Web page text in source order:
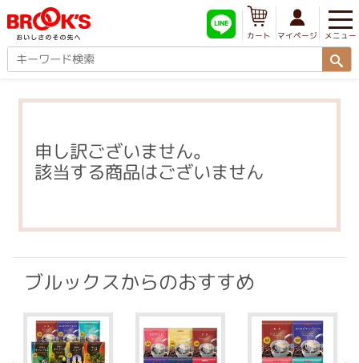
メニュー
マイページ
カート
申し訳ございません。
該当する商品はございません
ブルックスからのおすすめ